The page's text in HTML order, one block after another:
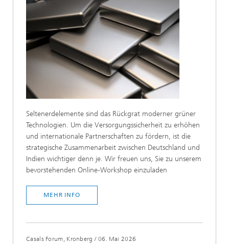
Seltenerdelemente sind das Rückgrat moderner grüner
Technologien. Um die Versorgungssicherheit zu erhöhen
und internationale Partnerschaften zu fördern, ist die
strategische Zusammenarbeit zwischen Deutschland und
Indien wichtiger denn je. Wir freuen uns, Sie zu unserem
bevorstehenden Online-Workshop einzuladen
MEHR INFO
Casals Forum, Kronberg / 06. Mai 2026